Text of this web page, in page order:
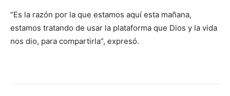
“Es la razón por la que estamos aquí esta mañana,
estamos tratando de usar la plataforma que Dios y la vida
nos dio, para compartirla”, expresó.